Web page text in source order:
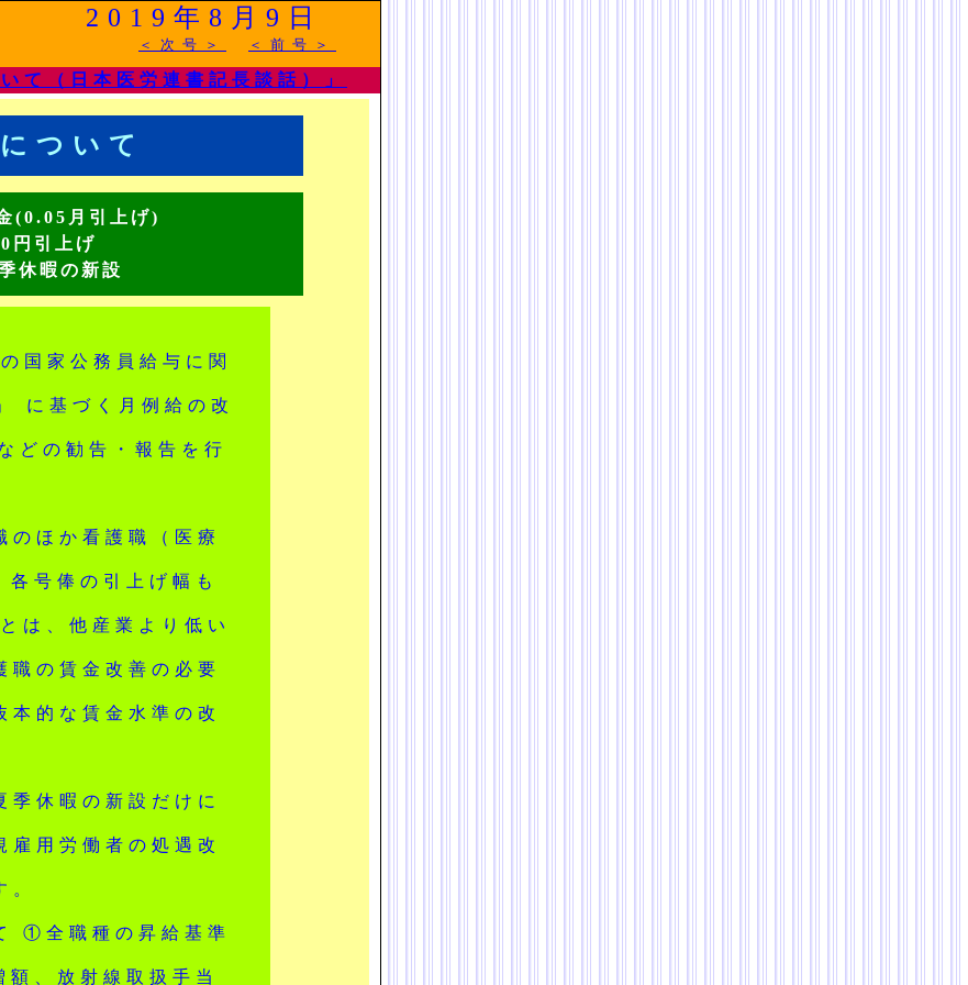
2019年8月9日
＜次号＞ ＜前号＞
て（日本医労連書記長談話）」
ついて
(0.05月引上げ)
円引上げ
休暇の新設
国家公務員給与に関
に基づく月例給の改
どの勧告・報告を行
ほか看護職（医療
号俸の引上げ幅も
は、他産業より低い
職の賃金改善の必要
本的な賃金水準の改
休暇の新設だけに
雇用労働者の処遇改
。
①全職種の昇給基準
、放射線取扱手当